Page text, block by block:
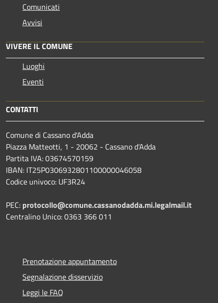
Comunicati
Avvisi
VIVERE IL COMUNE
Luoghi
Eventi
CONTATTI
Comune di Cassano d'Adda
Piazza Matteotti, 1 - 20062 - Cassano d'Adda
Partita IVA: 03674570159
IBAN: IT25P0306932801100000046058
Codice univoco: UF3R24
PEC: protocollo@comune.cassanodadda.mi.legalmail.it
Centralino Unico: 0363 366 011
Prenotazione appuntamento
Segnalazione disservizio
Leggi le FAQ